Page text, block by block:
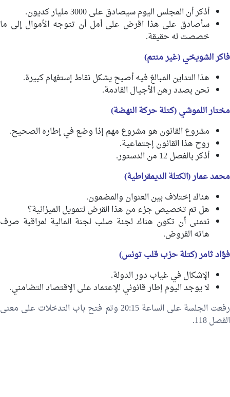
أذكر أن المجلس اليوم سيصادق على 3000 مليار كديون.
سأصادق على هذا اقرض على أمل أن تتوجه الأموال إلى ما
خصصت له حقيقة.
فاكر الشويخي (غير منتم)
هذا التداين المبالغ فيه أصبح يشكل نقاط إستفهام كبيرة.
نحن بصدد رهن الأجيال القادمة.
مختار اللموشي (كتلة حركة النهضة)
مشروع القانون هو مشروع مهم إذا وضع في إطاره الصحيح.
روح هذا القانون إجتماعية.
أذكر بالفصل 12 من الدستور.
محمد عمار (الكتلة الديمقراطية)
هناك إختلاف بين العنوان والمضمون.
هل تم تخصيص جزء من هذا القرض لتمويل الميزانية؟
نتمنى أن تكون هناك لجنة صلب لجنة المالية لمراقبة صرف
هاته القروض.
فؤاد ثامر (كتلة حزب قلب تونس)
الإشكال في غياب دور الدولة.
لا يوجد اليوم إطار قانوني للإعتماد على الإقتصاد التضامني.
رفعت الجلسة على الساعة 20:15 وتم فتح باب التدخلات على معنى
الفصل 118.